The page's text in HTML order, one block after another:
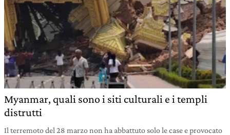
Myanmar, quali sono i siti culturali e i templi
distrutti
Il terremoto del 28 marzo non ha abbattuto solo le case e provocato